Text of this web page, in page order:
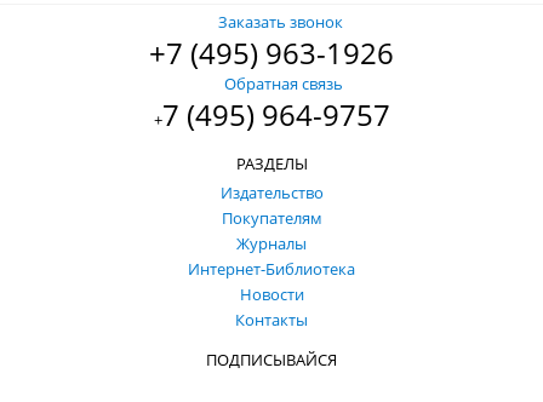
Заказать звонок
+7 (495) 963-1926
Обратная связь
+7 (495) 964-9757
РАЗДЕЛЫ
Издательство
Покупателям
Журналы
Интернет-Библиотека
Новости
Контакты
ПОДПИСЫВАЙСЯ